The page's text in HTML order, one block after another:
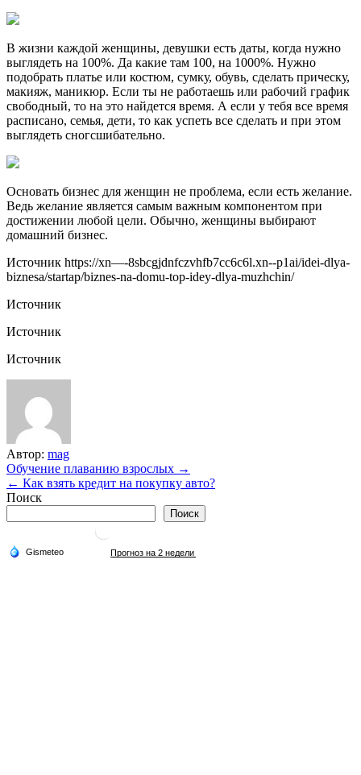
В жизни каждой женщины, девушки есть даты, когда нужно
выглядеть на 100%. Да какие там 100, на 1000%. Нужно
подобрать платье или костюм, сумку, обувь, сделать прическу,
макияж, маникюр. Если ты не работаешь или рабочий график
свободный, то на это найдется время. А если у тебя все время
расписано, семья, дети, то как успеть все сделать и при этом
выглядеть сногсшибательно.
Основать бизнес для женщин не проблема, если есть желание.
Ведь желание является самым важным компонентом при
достижении любой цели. Обычно, женщины выбирают
домашний бизнес.
Источник https://xn—-8sbcgjdnfczvhfb7cc6c6l.xn--p1ai/idei-dlya-
biznesa/startap/biznes-na-domu-top-idey-dlya-muzhchin/
Источник
Источник
Источник
Автор: mag
Навигация
по
Обучение плаванию взрослых →
← Как взять кредит на покупку авто?
Поиск
Поиск